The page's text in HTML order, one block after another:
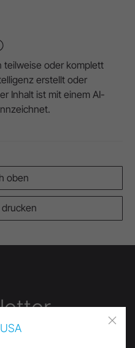
teilweise oder komplett
erstellt oder
Inhalt ist mit einem AI-
oben
USA